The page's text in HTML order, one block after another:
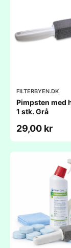
FILTERBYEN.DK
Pimpsten med
1 stk. Grå
29,00 kr